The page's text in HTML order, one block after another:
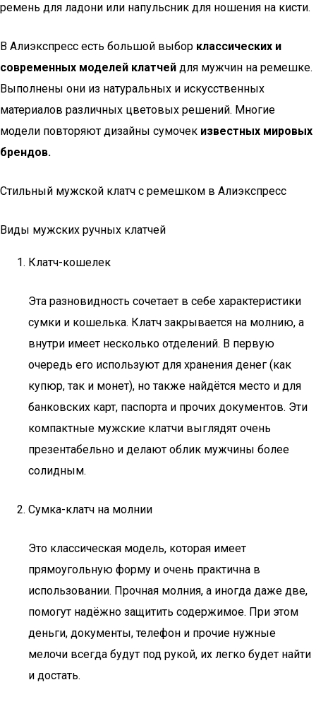
ремень для ладони или напульсник для ношения на кисти.
В Алиэкспресс есть большой выбор классических и
современных моделей клатчей для мужчин на ремешке.
Выполнены они из натуральных и искусственных
материалов различных цветовых решений. Многие
модели повторяют дизайны сумочек известных мировых
брендов.
Стильный мужской клатч с ремешком в Алиэкспресс
Виды мужских ручных клатчей
Клатч-кошелек
Эта разновидность сочетает в себе характеристики
сумки и кошелька. Клатч закрывается на молнию, а
внутри имеет несколько отделений. В первую
очередь его используют для хранения денег (как
купюр, так и монет), но также найдётся место и для
банковских карт, паспорта и прочих документов. Эти
компактные мужские клатчи выглядят очень
презентабельно и делают облик мужчины более
солидным.
Сумка-клатч на молнии
Это классическая модель, которая имеет
прямоугольную форму и очень практична в
использовании. Прочная молния, а иногда даже две,
помогут надёжно защитить содержимое. При этом
деньги, документы, телефон и прочие нужные
мелочи всегда будут под рукой, их легко будет найти
и достать.